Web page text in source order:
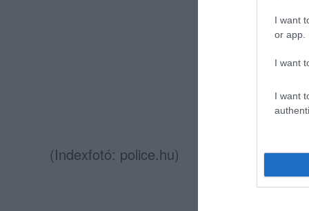
I want
or app.
I want
I want
(Indexfotó: police.hu)